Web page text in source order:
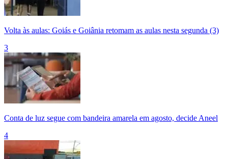
Volta às aulas: Goiás e Goiânia retomam as aulas nesta segunda (3)
3
Conta de luz segue com bandeira amarela em agosto, decide Aneel
4